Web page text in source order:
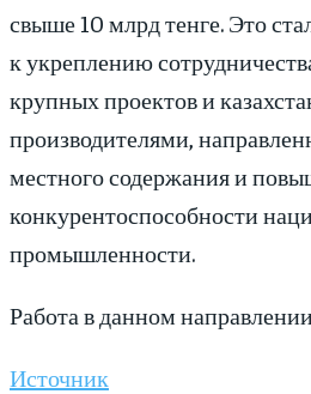
свыше 10 млрд тенге. Это
к укреплению
крупных проектов и
производителями,
местного содержания и
конкурентоспособности
промышленности.
Работа в данном
Источник